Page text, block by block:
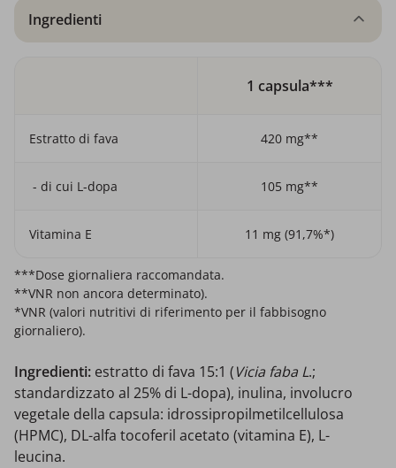
Ingredienti
1 capsula***
Estratto di fava 420 mg**
- di cui L-dopa 105 mg**
Vitamina E 11 mg (91,7%*)
***Dose giornaliera raccomandata.
**VNR non ancora determinato).
*VNR (valori nutritivi di riferimento per il fabbisogno
giornaliero).
Ingredienti: estratto di fava 15:1 (Vicia faba L.;
standardizzato al 25% di L-dopa), inulina, involucro
vegetale della capsula: idrossipropilmetilcellulosa
(HPMC), DL-alfa tocoferil acetato (vitamina E), L-
leucina.